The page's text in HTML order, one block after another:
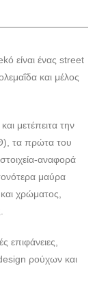
είναι ένας street
και μέλος
μετέπειτα την
τα πρώτα του
αναφορά
μαύρα
χρώματος,
επιφάνειες,
ρούχων και